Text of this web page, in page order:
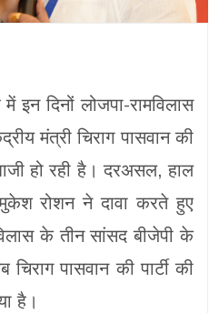
इन दिनों लोजपा-रामविलास
मंत्री चिराग पासवान की
हो रही है। दरअसल, हाल
रोशन ने दावा करते हुए
के तीन सांसद बीजेपी के
पासवान की पार्टी की
है।